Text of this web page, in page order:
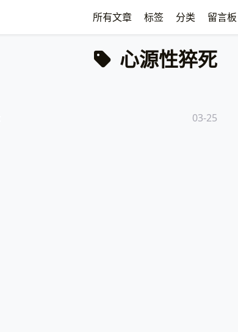
所有文章 标签 分类 留言板
心源性猝死
03-25